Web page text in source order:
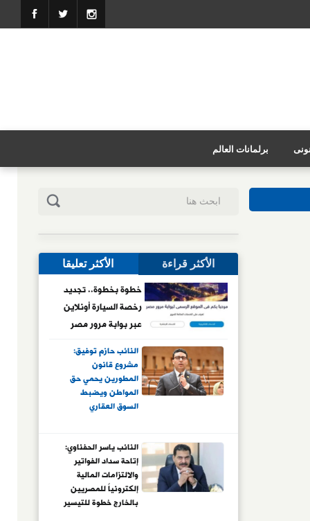
برلمانات العالم
الأكثر قراءة الأكثر تعليقا
خطوة بخطوة.. تجديد
رخصة السيارة أونلاين
عبر بوابة مرور مصر
النائب حازم توفيق:
مشروع قانون
المطورين يحمي حق
المواطن ويضبط
السوق العقاري
النائب ياسر الحفناوي:
إتاحة سداد الفواتير
والالتزامات المالية
إلكترونياً للمصريين
بالخارج خطوة للتيسير